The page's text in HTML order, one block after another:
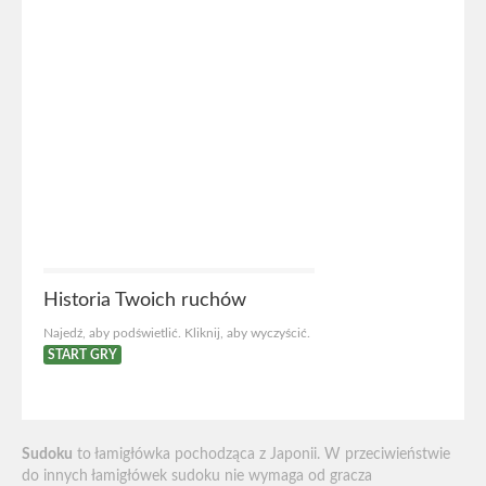
Historia Twoich ruchów
Najedź, aby podświetlić. Kliknij, aby wyczyścić.
START GRY
Sudoku to łamigłówka pochodząca z Japonii. W przeciwieństwie
do innych łamigłówek sudoku nie wymaga od gracza